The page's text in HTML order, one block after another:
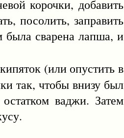
корочки, добавить
посолить, заправить
была сварена лапша, и
(или опустить в
так, чтобы внизу был
ваджи. Затем